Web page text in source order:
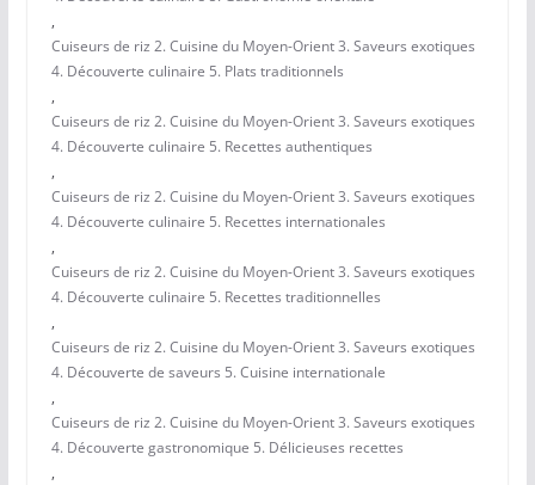
,
Cuiseurs de riz 2. Cuisine du Moyen-Orient 3. Saveurs exotiques
4. Découverte culinaire 5. Plats traditionnels
,
Cuiseurs de riz 2. Cuisine du Moyen-Orient 3. Saveurs exotiques
4. Découverte culinaire 5. Recettes authentiques
,
Cuiseurs de riz 2. Cuisine du Moyen-Orient 3. Saveurs exotiques
4. Découverte culinaire 5. Recettes internationales
,
Cuiseurs de riz 2. Cuisine du Moyen-Orient 3. Saveurs exotiques
4. Découverte culinaire 5. Recettes traditionnelles
,
Cuiseurs de riz 2. Cuisine du Moyen-Orient 3. Saveurs exotiques
4. Découverte de saveurs 5. Cuisine internationale
,
Cuiseurs de riz 2. Cuisine du Moyen-Orient 3. Saveurs exotiques
4. Découverte gastronomique 5. Délicieuses recettes
,